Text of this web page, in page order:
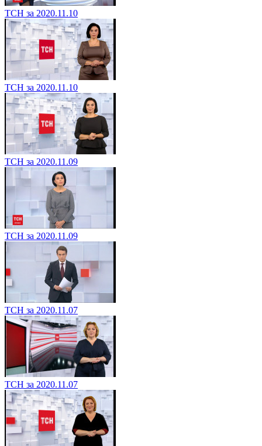
ТСН за 2020.11.10
ТСН за 2020.11.10
ТСН за 2020.11.09
ТСН за 2020.11.09
ТСН за 2020.11.07
ТСН за 2020.11.07